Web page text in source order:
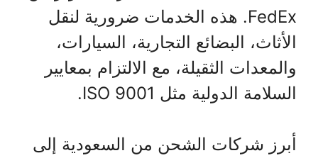
FedEx. هذه الخدمات ضرورية لنقل
الأثاث، البضائع التجارية، السيارات،
والمعدات الثقيلة، مع الالتزام بمعايير
السلامة الدولية مثل ISO 9001.
أبرز شركات الشحن من السعودية إلى